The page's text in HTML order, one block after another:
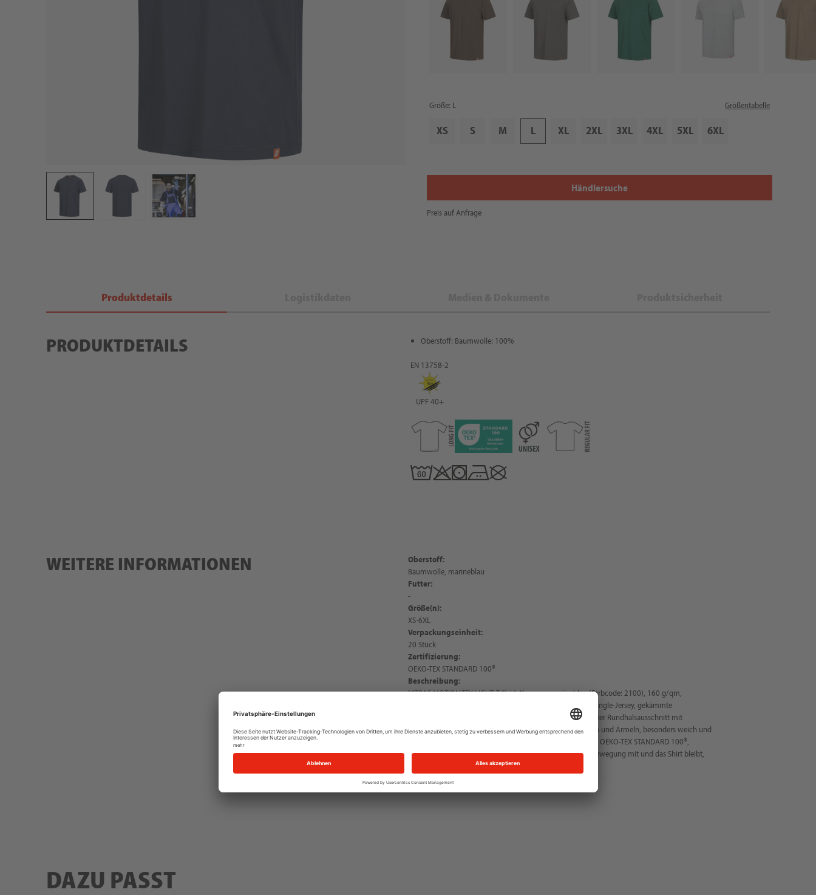
Größe: L Größentabelle
XS S M L XL 2XL 3XL 4XL 5XL 6XL
Händlersuche
Preis auf Anfrage
Produktdetails
PRODUKTDETAILS Oberstoff: Baumwolle: 100%
EN 13758-2
UPF 40+
WEITERE INFORMATIONEN
Oberstoff:
Baumwolle, marineblau
Futter:
-
Größe(n):
XS-6XL
Verpackungseinheit:
20 Stück
Zertifizierung:
OEKO-TEX STANDARD 100®
Beschreibung:
NITRAS MOTION TEX LIGHT, T-Shirt, Kurzarm, marineblau (Farbcode: 2100), 160 g/qm,
angenehmer Tragekomfort dank weichem Material, feiner Single-Jersey, gekämmte
Baumwolle, einlaufvorbehandelt, enzym-behandelt, gerippter Rundhalsausschnitt mit
gleichfarbigem Nackenband, robuste Doppelnähte an Saum und Ärmeln, besonders weich und
glatt, leicht abreißbare Pflegeetiketten, UV-Schutz UPF 40+, OEKO-TEX STANDARD 100®,
Regular Fit, Long Fit für einen optimalen Sitz, macht jede Bewegung mit und das Shirt bleibt,
wo es sein soll, PSA-Risikokategorie I
DAZU PASST